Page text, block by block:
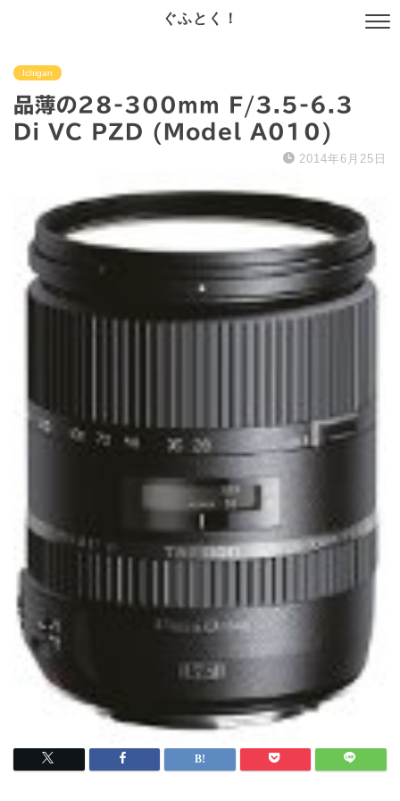
ぐふとく！
Ichigan
品薄の28-300mm F/3.5-6.3
Di VC PZD (Model A010)
2014年6月25日